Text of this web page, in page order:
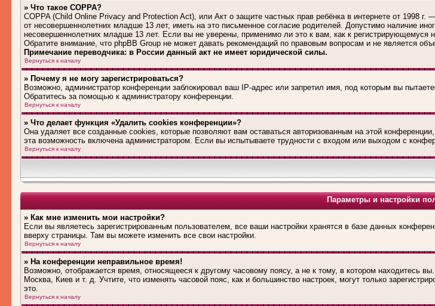
» Что такое COPPA?
COPPA (Child Online Privacy and Protection Act), или Акт о защите частных прав ребёнка в интернете от 1998
от несовершеннолетних младше 13 лет, иметь на это письменное согласие родителей. Допустимо наличие
несовершеннолетних младше 13 лет. Если вы не уверены, применимо ли это к вам, как к
Обратите внимание, что phpBB Group не может давать рекомендаций по правовым вопросам и не является
Примечание переводчика: в России данный акт не имеет юридической силы.
Вернуться к началу
» Почему я не могу зарегистрироваться?
Возможно, администратор конференции заблокировал ваш IP-адрес или запретил имя, под которым вы
Обратитесь за помощью к администратору конференции.
Вернуться к началу
» Что делает функция «Удалить cookies конференции»?
Она удаляет все созданные cookies, которые позволяют вам оставаться авторизованным на этой
эта возможность включена администратором. Если вы испытываете трудности с входом или выходом с
Вернуться к началу
Параметры и настройки
» Как мне изменить мои настройки?
Если вы являетесь зарегистрированным пользователем, все ваши настройки хранятся в базе данных
вверху страницы. Там вы можете изменить все свои настройки.
Вернуться к началу
» На конференции неправильное время!
Возможно, отображается время, относящееся к другому часовому поясу, а не к тому, в котором находитесь
Москва, Киев и т. д. Учтите, что изменять часовой пояс, как и большинство настроек, могут только
это.
Вернуться к началу